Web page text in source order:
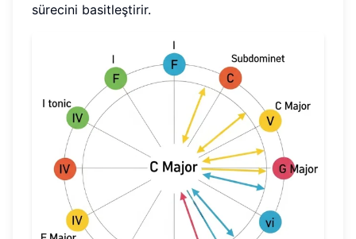
sürecini basitleştirir.